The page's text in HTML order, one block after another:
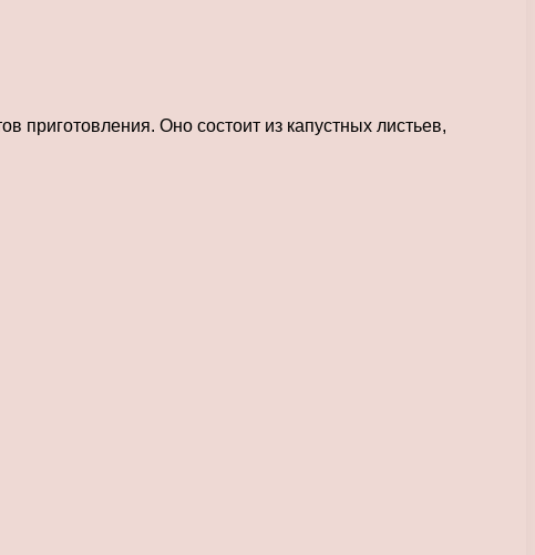
приготовления. Оно состоит из капустных листьев,